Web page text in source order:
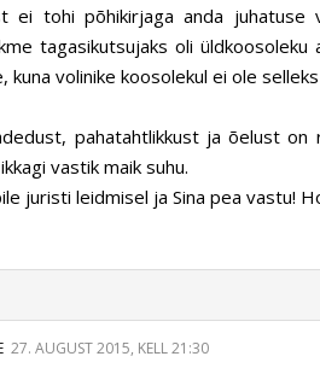
ei tohi põhikirjaga anda
tagasikutsujaks oli
kuna volinike koosolekul ei ole
pahatahtlikkust ja õelust
vastik maik suhu.
juristi leidmisel ja Sina pea vastu!
27. AUGUST 2015, KELL 21:30